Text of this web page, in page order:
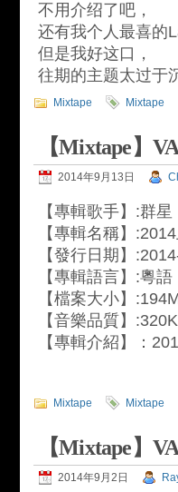
不用介绍了吧，
还有我个人最喜的
但是我好这口，
往期的主题太过于
Mixtape Mixtape
【Mixtape】
2014年9月13日
【專輯歌手】:群星
【專輯名稱】
【發行日期】
【專輯語言】:粵語
【檔案大小】
【音樂品質】
【專輯介紹】：
Mixtape Mixtape
【Mixtape】
2014年9月2日